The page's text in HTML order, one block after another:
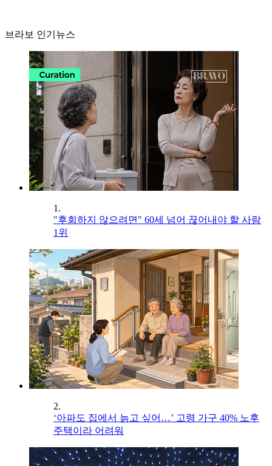
브라보 인기뉴스
1.
"후회하지 않으려면" 60세 넘어 끊어내야 할 사람
1위
2.
‘아파도 집에서 늙고 싶어…’ 고령 가구 40% 노후
주택이라 어려워